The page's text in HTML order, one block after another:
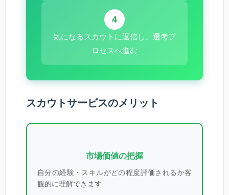
4
気になるスカウトに返信し、選考プ
ロセスへ進む
スカウトサービスのメリット
市場価値の把握
自分の経験・スキルがどの程度評価されるか客
観的に理解できます